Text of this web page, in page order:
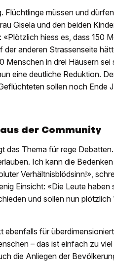
Flüchtlinge müssen und
Gisela und den beiden
hiess es, dass 150
anderen Strassenseite
Menschen in drei Häusern
eine deutliche Reduktion.
sollen noch Ende
der Community
das Thema für rege
Ich kann die
Verhältnisblödsinn!»,
Einsicht: «Die Leute
und sollen nun plötzlich
ebenfalls für
– das ist einfach zu
die Anliegen der